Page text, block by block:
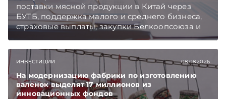
поставки мясной продукции в Китай через
БУТБ, поддержка малого и среднего бизнеса,
страховые выплаты, закупки Белкоопсоюза и
рост продаж новых автомобилей.
Подписывайтесь на Telegram‑канал и Viber.
Главное об экономике Беларуси — раньше,
чем в новостях TelegramViber
ИНВЕСТИЦИИ 08.08.2026
На модернизацию фабрики по изготовлению
валенок выделят 17 миллионов из
инновационных фондов